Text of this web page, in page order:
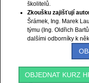
školitelů.
Zkoušku zajišťují
Šrámek, Ing. Marek
týmu (Ing. Oldřich
dalšími odborníky k
OBJEDNAT KURZ